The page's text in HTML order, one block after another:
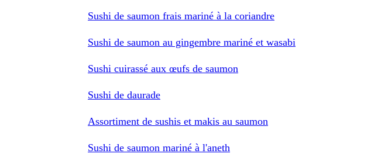
Sushi de saumon frais mariné à la coriandre
Sushi de saumon au gingembre mariné et wasabi
Sushi cuirassé aux œufs de saumon
Sushi de daurade
Assortiment de sushis et makis au saumon
Sushi de saumon mariné à l'aneth